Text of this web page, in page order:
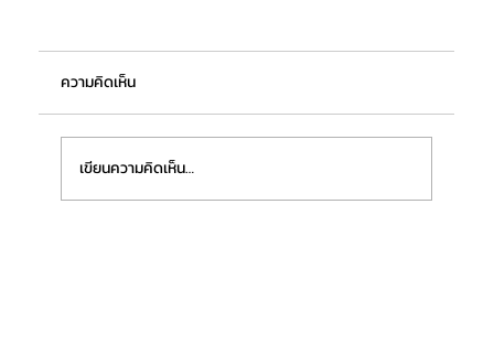
ความคิดเห็น
เขียนความคิดเห็น…